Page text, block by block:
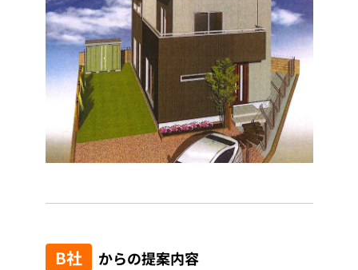
B社 からの提案内容